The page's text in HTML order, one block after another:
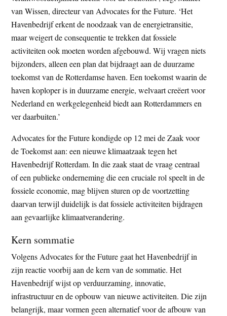
van Wissen, directeur van Advocates for the Future. ‘Het
Havenbedrijf erkent de noodzaak van de energietransitie,
maar weigert de consequentie te trekken dat fossiele
activiteiten ook moeten worden afgebouwd. Wij vragen niets
bijzonders, alleen een plan dat bijdraagt aan de duurzame
toekomst van de Rotterdamse haven. Een toekomst waarin de
haven koploper is in duurzame energie, welvaart creëert voor
Nederland en werkgelegenheid biedt aan Rotterdammers en
ver daarbuiten.’
Advocates for the Future kondigde op 12 mei de Zaak voor
de Toekomst aan: een nieuwe klimaatzaak tegen het
Havenbedrijf Rotterdam. In die zaak staat de vraag centraal
of een publieke onderneming die een cruciale rol speelt in de
fossiele economie, mag blijven sturen op de voortzetting
daarvan terwijl duidelijk is dat fossiele activiteiten bijdragen
aan gevaarlijke klimaatverandering.
Kern sommatie
Volgens Advocates for the Future gaat het Havenbedrijf in
zijn reactie voorbij aan de kern van de sommatie. Het
Havenbedrijf wijst op verduurzaming, innovatie,
infrastructuur en de opbouw van nieuwe activiteiten. Die zijn
belangrijk, maar vormen geen alternatief voor de afbouw van